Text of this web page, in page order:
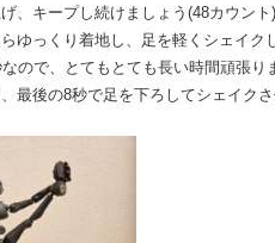
、キープし続けましょう(48カウント)
ゆっくり着地し、足を軽くシェイク
ので、とてもとても長い時間頑張り
最後の8秒で足を下ろしてシェイク